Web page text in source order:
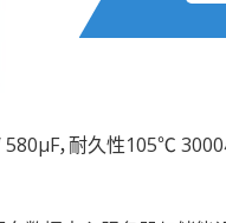
，耐久性105℃